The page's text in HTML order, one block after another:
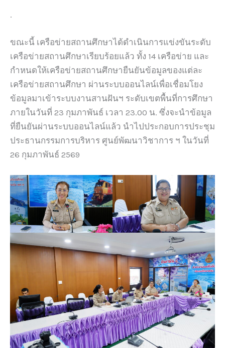
.
ขณะนี้ เครือข่ายสถานศึกษาได้ดำเนินการแข่งขันระดับ
เครือข่ายสถานศึกษาเรียบร้อยแล้ว ทั้ง 14 เครือข่าย และ
กำหนดให้เครือข่ายสถานศึกษายืนยันข้อมูลของแต่ละ
เครือข่ายสถานศึกษา ผ่านระบบออนไลน์เพื่อเชื่อมโยง
ข้อมูลมาเข้าระบบงานสานฝันฯ ระดับเขตพื้นที่การศึกษา
ภายในวันที่ 23 กุมภาพันธ์ เวลา 23.00 น. ซึ่งจะนำข้อมูล
ที่ยืนยันผ่านระบบออนไลน์แล้ว นำไปประกอบการประชุม
ประธานกรรมการบริหาร ศูนย์พัฒนาวิชาการ ฯ ในวันที่
26 กุมภาพันธ์ 2569